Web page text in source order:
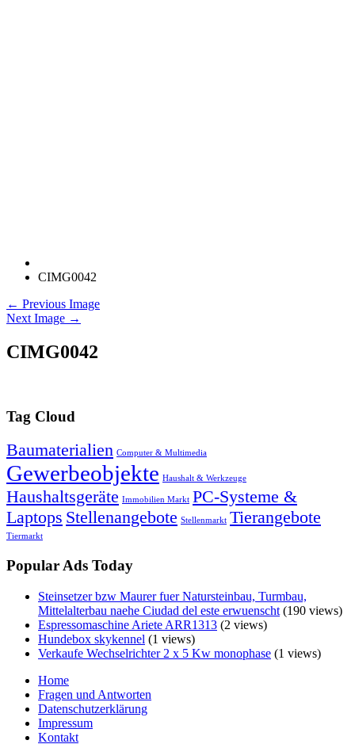
CIMG0042
← Previous Image
Next Image →
CIMG0042
Tag Cloud
Baumaterialien Computer & Multimedia
Gewerbeobjekte Haushalt & Werkzeuge
Haushaltsgeräte Immobilien Markt PC-Systeme &
Laptops Stellenangebote Stellenmarkt Tierangebote
Tiermarkt
Popular Ads Today
Steinsetzer bzw Maurer fuer Natursteinbau, Turmbau,
Mittelalterbau naehe Ciudad del este erwuenscht (190 views)
Espressomaschine Ariete ARR1313 (2 views)
Hundebox skykennel (1 views)
Verkaufe Wechselrichter 2 x 5 Kw monophase (1 views)
Home
Fragen und Antworten
Datenschutzerklärung
Impressum
Kontakt